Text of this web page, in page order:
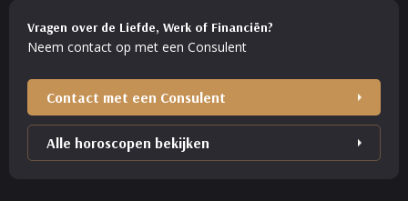
Vragen over de Liefde, Werk of Financiën?
Neem contact op met een Consulent
Contact met een Consulent
Alle horoscopen bekijken